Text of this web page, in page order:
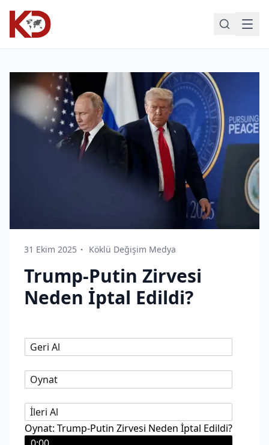
31 Ekim 2025 Köklü Değişim Medya
Trump-Putin Zirvesi
Neden İptal Edildi?
Geri Al
Oynat
İleri Al
Oynat: Trump-Putin Zirvesi Neden İptal Edildi?